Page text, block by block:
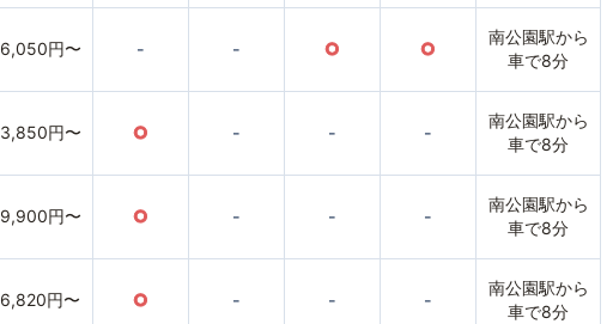
6,050円〜 - - ○ ○
南公園駅から
車で8分
3,850円〜 ○ - - -
南公園駅から
車で8分
9,900円〜 ○ - - -
南公園駅から
車で8分
6,820円〜 ○ - - -
南公園駅から
車で8分